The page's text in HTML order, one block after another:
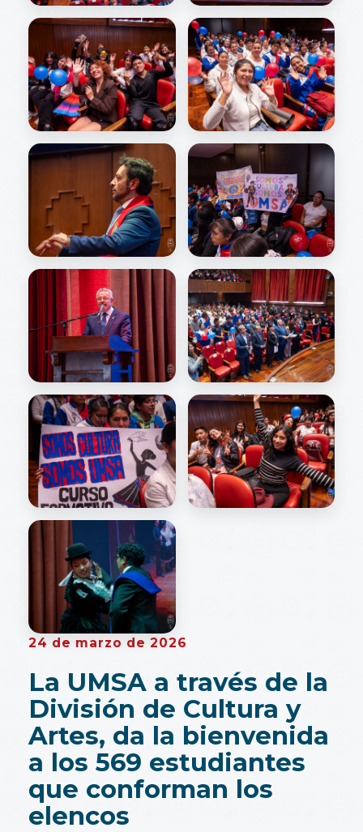
24 de marzo de 2026
La UMSA a través de la
División de Cultura y
Artes, da la bienvenida
a los 569 estudiantes
que conforman los
elencos